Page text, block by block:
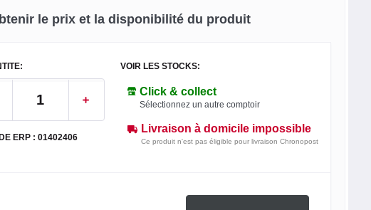
le prix et la disponibilité du produit
ERP : 01402406
VOIR LES STOCKS:
Click & collect
Sélectionnez un autre comptoir
Livraison à domicile impossible
Ce produit n'est pas éligible pour livraison Chronopost